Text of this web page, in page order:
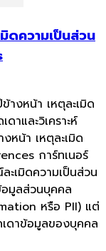
ดความเป็นส่วน
งหน้า เหตุละเมิด
าและวิเคราะห์
หน้า เหตุละเมิด
การ์ทเนอร์
เมิดความเป็นส่วน
อมูลส่วนบุคคล
หรือ PII) แต่
ดาข้อมูลของบุคคล